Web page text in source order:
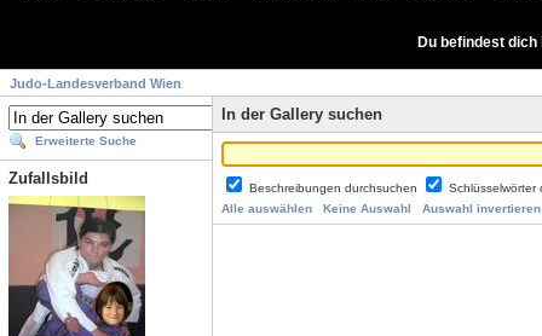
Du befindest
Judo-Landesverband Wien
Erweiterte Suche
Zufallsbild
In der Gallery suchen
Beschreibungen durchsuchen
Alle auswählen
Keine Auswahl Auswahl invertieren